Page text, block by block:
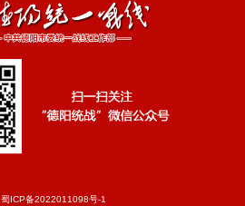
蜀ICP备2022011098号-1